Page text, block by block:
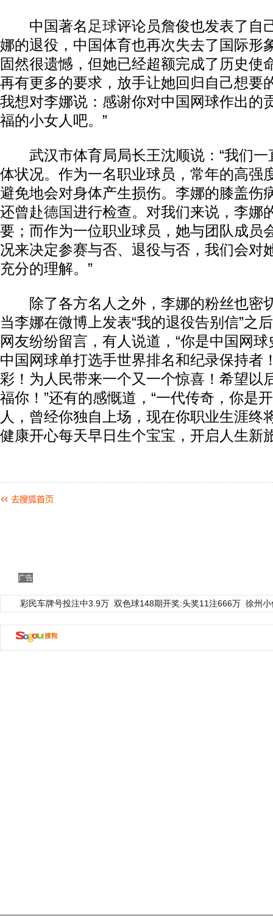
中国著名 足球评论员詹俊也发表了自
娜的退役，中国体育也再次失去了国际形
固然很遗憾，但她已经超额完成了历史使
再有更多的要求，放手让她回归自己想要
我想对李娜说：感谢你对中国网球作出的
福的小女人吧。”
武汉市体育局局长王沈顺说：“我们一
体状况。作为一名职业球员，常年的高强
避免地会对身体产生损伤。李娜的膝盖伤
还曾赴德国进行检查。对我们来说，李娜
要；而作为一位职业球员，她与团队成员
况来决定参赛与否、退役与否，我们会对
充分的理解。”
除了各方名人之外，李娜的粉丝也密
当李娜在微博上发表“我的退役告别信”之
网友纷纷留言，有人说道，“你是中国网
中国网球单打选手世界排名和纪录保持者
彩！为人民带来一个又一个惊喜！希望以
福你！”还有的感慨道，“一代传奇，你是
人，曾经你独自上场，现在你职业生涯终
健康开心每天早日生个宝宝，开启人生新
广告
彩民车牌号投注中3.9万 双色球148期开奖:头奖11注666万 徐州